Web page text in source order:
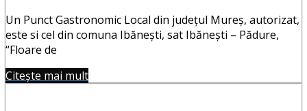
Un Punct Gastronomic Local din județul Mureș, autorizat,
este si cel din comuna Ibănești, sat Ibănești – Pădure,
“Floare de
Citește mai mult